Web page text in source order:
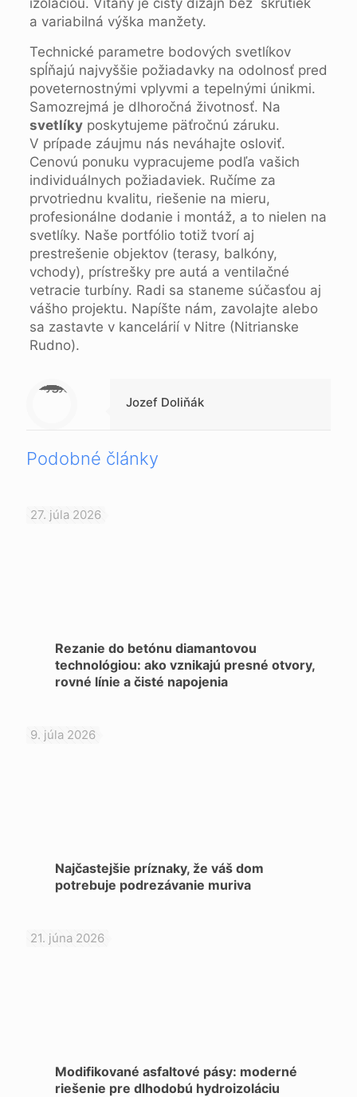
izoláciou. Vítaný je čistý dizajn bez skrutiek
a variabilná výška manžety.
Technické parametre bodových svetlíkov
spĺňajú najvyššie požiadavky na odolnosť pred
poveternostnými vplyvmi a tepelnými únikmi.
Samozrejmá je dlhoročná životnosť. Na
svetlíkyposkytujeme päťročnú záruku.
V prípade záujmu nás neváhajte osloviť.
Cenovú ponuku vypracujeme podľa vašich
individuálnych požiadaviek. Ručíme za
prvotriednu kvalitu, riešenie na mieru,
profesionálne dodanie i montáž, a to nielen na
svetlíky. Naše portfólio totiž tvorí aj
prestrešenie objektov (terasy, balkóny,
vchody), prístrešky pre autá a ventilačné
vetracie turbíny. Radi sa staneme súčasťou aj
vášho projektu. Napíšte nám, zavolajte alebo
sa zastavte v kancelárií v Nitre (Nitrianske
Rudno).
Warning
: Trying to access array offset on null in
/data/1/d/1da9a732-fb3a-4804-a40f-d46885ca54ae/lajk.online/web/wp-content/themes/betheme-child/includes/content-single.php
on line
286
Jozef Doliňák
Podobné články
27. júla 2026
Rezanie do betónu diamantovou
technológiou: ako vznikajú presné otvory,
rovné línie a čisté napojenia
9. júla 2026
Najčastejšie príznaky, že váš dom
potrebuje podrezávanie muriva
21. júna 2026
Modifikované asfaltové pásy: moderné
riešenie pre dlhodobú hydroizoláciu